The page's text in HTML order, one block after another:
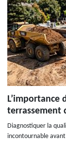
L’importance
terrassement
Diagnostiquer la
incontournable